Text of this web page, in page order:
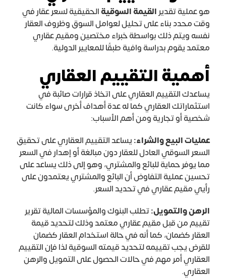
هو عملية تقديرالقيمة السوقيةالحقيقية لسعر عقار في
وقت محدد بناء على تحليل لعوامل السوق وظروف العقار
نفسه ويتم ذلك بواسطة خبراء مختصين ومقيم عقاري
معتمد يقوم بدراسة وافية طبقًا للمعايير الدولية.
أهمية التقييم العقاري
يساعدك التقييم العقاري على اتخاذ قرارات صائبة في
استثماراتك العقاري كما له عدة أهداف أخرى سواء كانت
شخصية أو تجارية ومن أهم الأسباب:
عمليات البيع والشراء:يساعد التقييم العقاري على تحقيق
السعر السوقي العادل للعقار دون مبالغة أو إهدار في السعر
مما يوفر حماية للبائع والمشتري، وهو إلى ذلك يساعد على
تحسين عملية التفاوض أن البائع والمشتري يعتمدون على
رأيي مقيم عقاري في تحديد السعر.
الرهن والتمويل:تطلب البنوك والمؤسسات المالية تقرير
تقييم من قبل مقيم عقاري معتمد وذلك لتحديد قيمة
العقار كضمان، كما أنه في حالة استخدام العقار كضمان
للقرض يجب تقييمه لتحديد قيمته السوقية لذا فإن التقييم
العقاري أمر مهم في حالات الحصول على التمويل والرهن
العقاري.